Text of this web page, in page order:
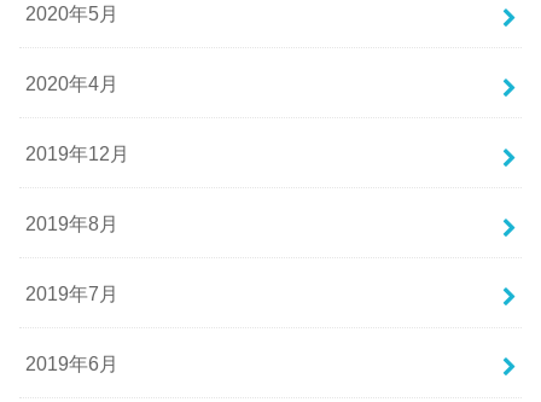
2020年5月
2020年4月
2019年12月
2019年8月
2019年7月
2019年6月